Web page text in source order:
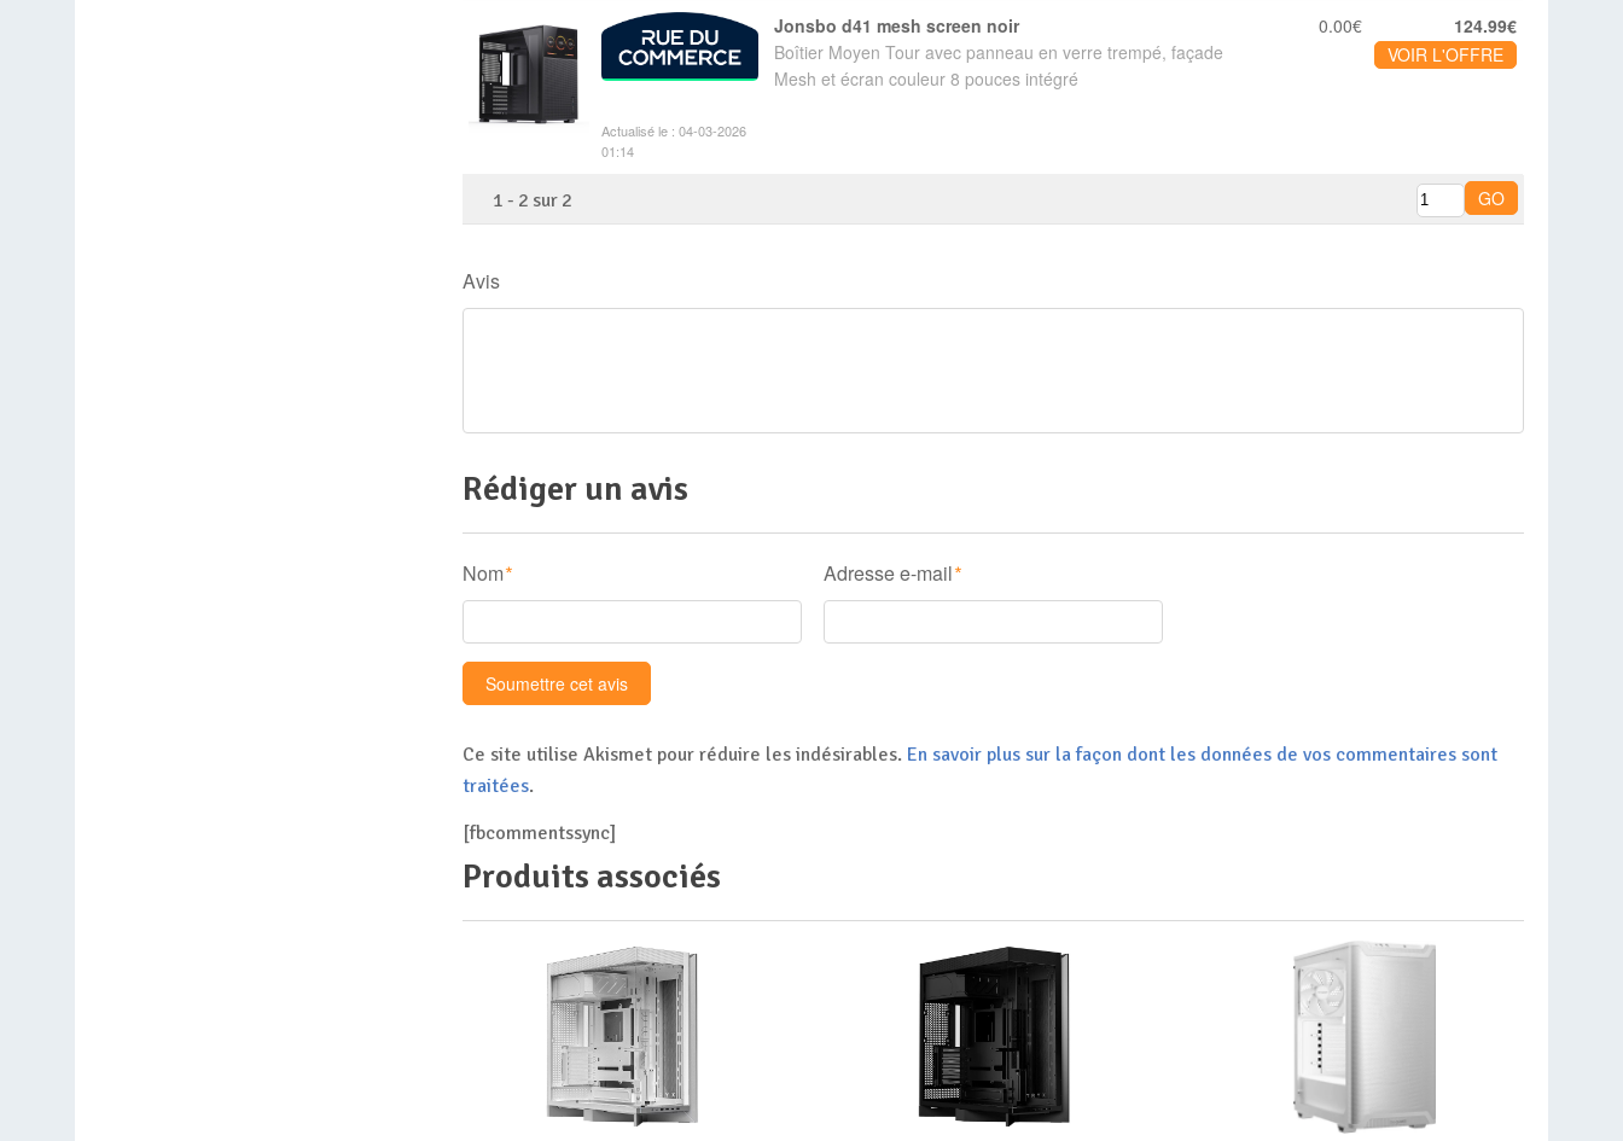
Actualisé le : 04-03-2026
01:14
jonsbo d41 mesh screen noir
Boîtier Moyen Tour avec panneau en verre trempé, façade
Mesh et écran couleur 8 pouces intégré
0.00€
124.99€
VOIR L'OFFRE
1 - 2 sur 2
Avis
Rédiger un avis
Nom * Adresse e-mail *
Ce site utilise Akismet pour réduire les indésirables. En savoir plus sur la façon dont les données de vos commentaires sont
traitées.
[fbcommentssync]
Produits associés